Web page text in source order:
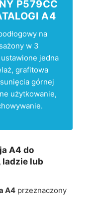
P579CC
A4
na
w 3
jedna
grafitowa
górnej
użytkowanie,
A4 do
ladzie lub
A4 przeznaczony